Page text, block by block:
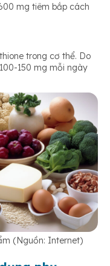
mg tiêm bắp cách
trong cơ thể. Do
150 mg mỗi ngày
(Nguồn: Internet)